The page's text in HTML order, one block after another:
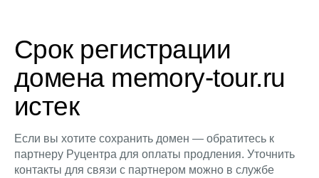
Срок регистрации
домена memory-tour.ru
истек
Если вы хотите сохранить домен — обратитесь к
партнеру Руцентра для оплаты продления. Уточнить
контакты для связи с партнером можно в службе